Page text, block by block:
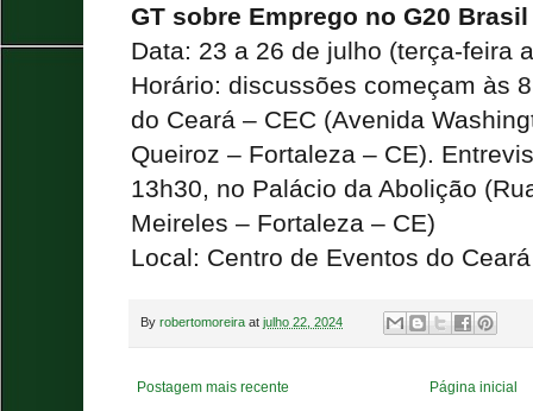
GT sobre Emprego no G20 Brasil
Data: 23 a 26 de julho (terça-feira
Horário: discussões começam às
do Ceará – CEC (Avenida
Queiroz – Fortaleza – CE).
13h30, no Palácio da Abolição
Meireles – Fortaleza – CE)
Local: Centro de Eventos do
By robertomoreira at julho 22, 2024
Postagem mais recente Página inicial